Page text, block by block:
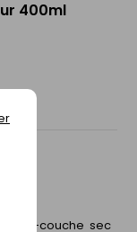
400ml
couche  sec